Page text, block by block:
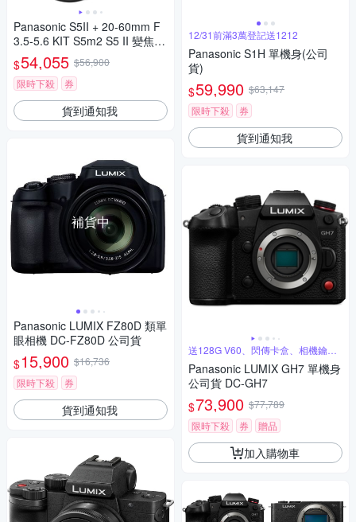
Panasonic S5II + 20-60mm F
3.5-5.6 KIT S5m2 S5 II 變焦鏡
組 公司貨
$54,055 $56,900
限時下殺
券
貨到通知我
補貨中
Panasonic LUMIX FZ80D 類單
眼相機 DC-FZ80D 公司貨
$15,900 $16,736
限時下殺
券
貨到通知我
12/31前滿3萬登記送1212
Panasonic S1H 單機身(公司
貨)
$59,990 $63,147
限時下殺
券
貨到通知我
送128G V60、閃傳卡盒、相機鑰匙
圈
Panasonic LUMIX GH7 單機身
公司貨 DC-GH7
$73,900 $77,789
限時下殺
券 贈品
加入購物車